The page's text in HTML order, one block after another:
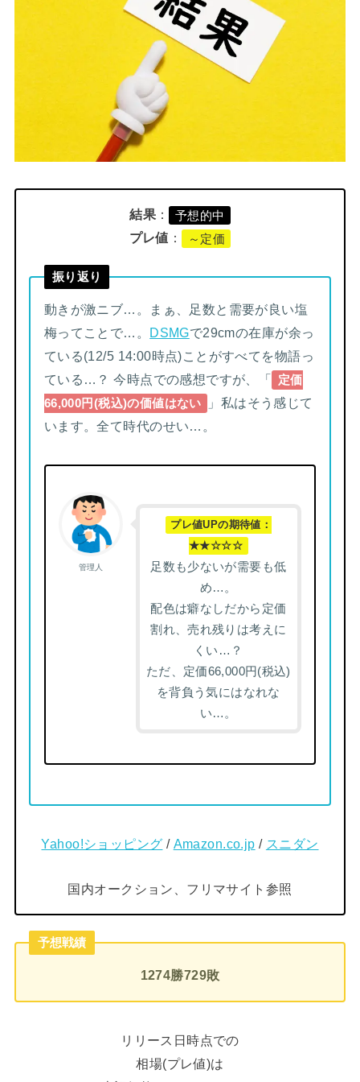
結果： 予想的中
プレ値 ： ～定価
振り返り
動きが激ニブ…。まぁ、足数と需要が良い塩
梅ってことで…。 DSMGで29cmの在庫が余っ
ている(12/5 14:00時点)ことがすべてを物語っ
ている…？ 今時点での感想ですが、「
定価
66,000円(税込)の価値はない
」私はそう感じて
います。全て時代のせい…。
管理人
プレ値UPの期待値：
★★☆☆☆
足数も少ないが需要も低
め…。
配色は癖なしだから定価
割れ、売れ残りは考えに
くい…？
ただ、定価66,000円(税込)
を背負う気にはなれな
い…。
Yahoo!ショッピング / Amazon.co.jp / スニダン
国内オークション、フリマサイト参照
予想戦績
1274勝729敗
リリース日時点での
相場(プレ値)は